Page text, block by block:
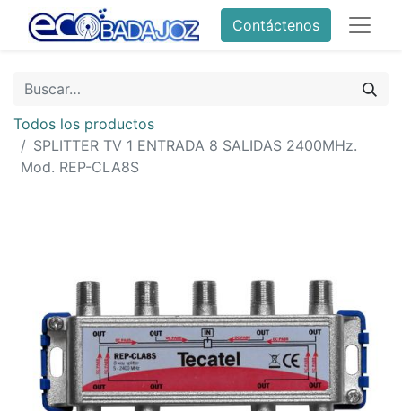
Contáctenos
Todos los productos
SPLITTER TV 1 ENTRADA 8 SALIDAS 2400MHz.
Mod. REP-CLA8S